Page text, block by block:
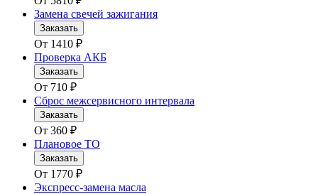
Замена свечей зажигания
Заказать
От 1410 ₽
Проверка АКБ
Заказать
От 710 ₽
Сброс межсервисного интервала
Заказать
От 360 ₽
Плановое ТО
Заказать
От 1770 ₽
Экспресс-замена масла